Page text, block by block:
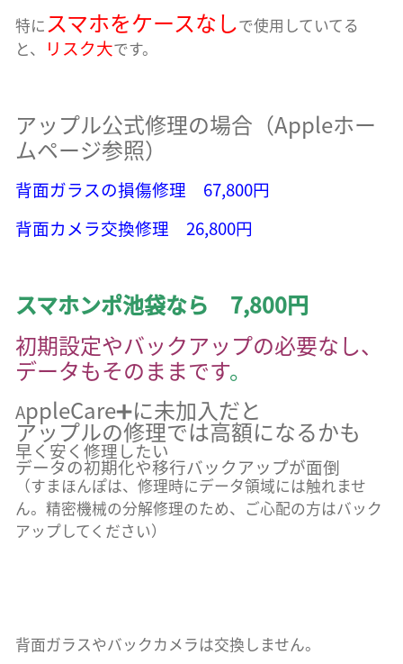
特にスマホをケースなしで使用していてる
と、
リスク大です。
アップル公式修理の場合（Appleホー
ムページ参照）
背面ガラスの損傷修理 67,800円
背面カメラ交換修理 26,800円
スマホンポ池袋なら 7,800円
初期設定やバックアップの必要なし、
データもそのままです。
AppleCare➕に未加入だと
アップルの修理では高額になるかも
早く安く修理したい
データの初期化や移行バックアップが面倒
（すまほんぽは、修理時にデータ領域には触れませ
ん。精密機械の分解修理のため、ご心配の方はバック
アップしてください）
背面ガラスやバックカメラは交換しません。